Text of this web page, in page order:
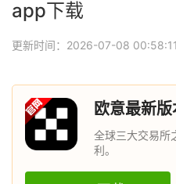
app下载
更新时间：2026-07-08 00:58:11
欧意最新版
全球三大交易所
利。